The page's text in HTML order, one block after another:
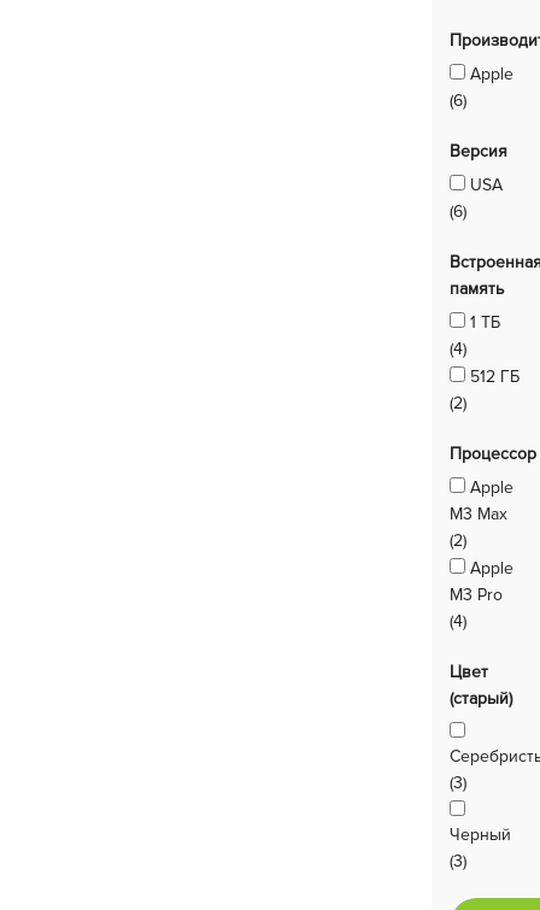
Apple
(6)
Версия
USA
(6)
память
1 ТБ
(4)
512 ГБ
(2)
Процессор
Apple
M3 Max
(2)
Apple
M3 Pro
(4)
Цвет
(старый)
(3)
Черный
(3)